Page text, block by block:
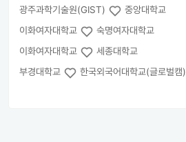
광주과학기술원(GIST)
중앙대학교
이화여자대학교
숙명여자대학교
이화여자대학교
세종대학교
부경대학교
한국외국어대학교(글로벌캠)